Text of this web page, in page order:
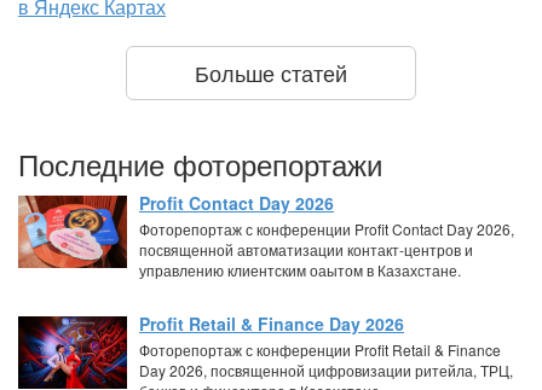
в Яндекс Картах
Больше статей
Последние фоторепортажи
Profit Contact Day 2026
Фоторепортаж с конференции Profit Contact Day 2026,
посвященной автоматизации контакт-центров и
управлению клиентским оаытом в Казахстане.
Profit Retail & Finance Day 2026
Фоторепортаж с конференции Profit Retail & Finance
Day 2026, посвященной цифровизации ритейла, ТРЦ,